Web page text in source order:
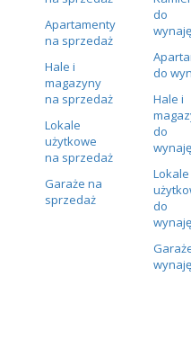
Apartamenty
na sprzedaż
Hale i
magazyny
na sprzedaż
Lokale
użytkowe
na sprzedaż
Garaże na
sprzedaż
do
do
Hale i
do
Lokale
do